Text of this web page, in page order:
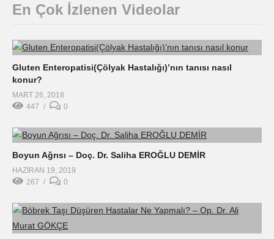
En Çok İzlenen Videolar
Gluten Enteropatisi(Çölyak Hastalığı)’nın tanısı nasıl
konur?
MART 26, 2018
447
0
Boyun Ağrısı – Doç. Dr. Saliha EROĞLU DEMİR
HAZIRAN 19, 2019
267
0